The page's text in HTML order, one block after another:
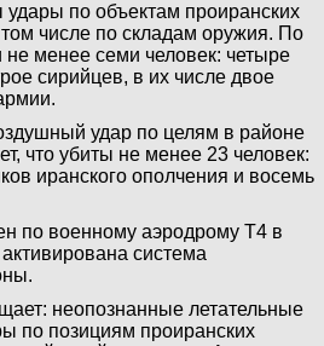
по объектам проиранских
числе по складам оружия. По
менее семи человек: четыре
сирийцев, в их числе двое
удар по целям в районе
что убиты не менее 23 человек:
иранского ополчения и восемь
по военному аэродрому T4 в
система
неопознанные летательные
по позициям проиранских